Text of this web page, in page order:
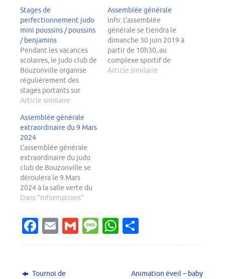
Stages de
perfectionnement judo
mini poussins / poussins
/ benjamins
Pendant les vacances
scolaires, le judo club de
Bouzonville organise
régulièrement des
stages portants sur
divers thèmes. Quand ?
2019 Poussins /
Benjamins le 17 avril
2019 Où Pour ce stage,
animé par Alexia G. ;
ceinture noire;
diplômée assistante
club, nous vous
proposons…
Article similaire
Assemblée générale
Info: L'assemblée
générale se tiendra le
dimanche 30 juin 2019 à
partir de 10h30, au
complexe sportif de
Bouzonville.
Article similaire
Assemblée générale
extraordinaire du 9 Mars
2024
L'assemblée générale
extraordinaire du judo
club de Bouzonville se
déroulera le 9 Mars
2024 à la salle verte du
complexe sportif de
Dans "Informations"
Fa
b
E
l
G M W
g
Tournoi de Animation éveil – baby